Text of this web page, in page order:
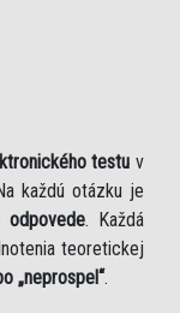
testu v
každú otázku je
odpovede. Každá
teoretickej
„neprospel“.